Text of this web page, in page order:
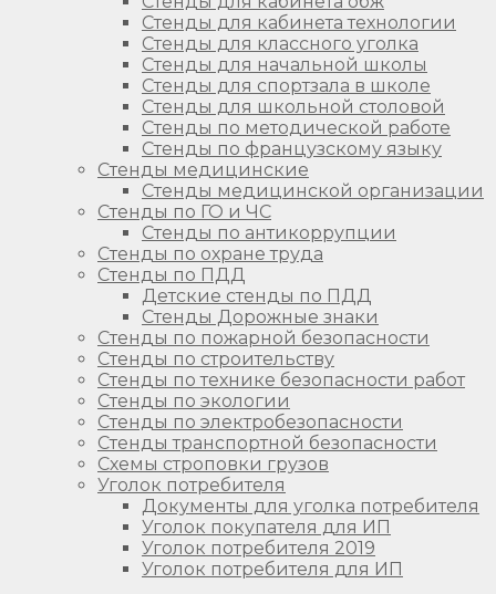
Стенды для кабинета технологии
Стенды для классного уголка
Стенды для начальной школы
Стенды для спортзала в школе
Стенды для школьной столовой
Стенды по методической работе
Стенды по французскому языку
Стенды медицинские
Стенды медицинской организации
Стенды по ГО и ЧС
Стенды по антикоррупции
Стенды по охране труда
Стенды по ПДД
Детские стенды по ПДД
Стенды Дорожные знаки
Стенды по пожарной безопасности
Стенды по строительству
Стенды по технике безопасности работ
Стенды по экологии
Стенды по электробезопасности
Стенды транспортной безопасности
Схемы строповки грузов
Уголок потребителя
Документы для уголка потребителя
Уголок покупателя для ИП
Уголок потребителя 2019
Уголок потребителя для ИП